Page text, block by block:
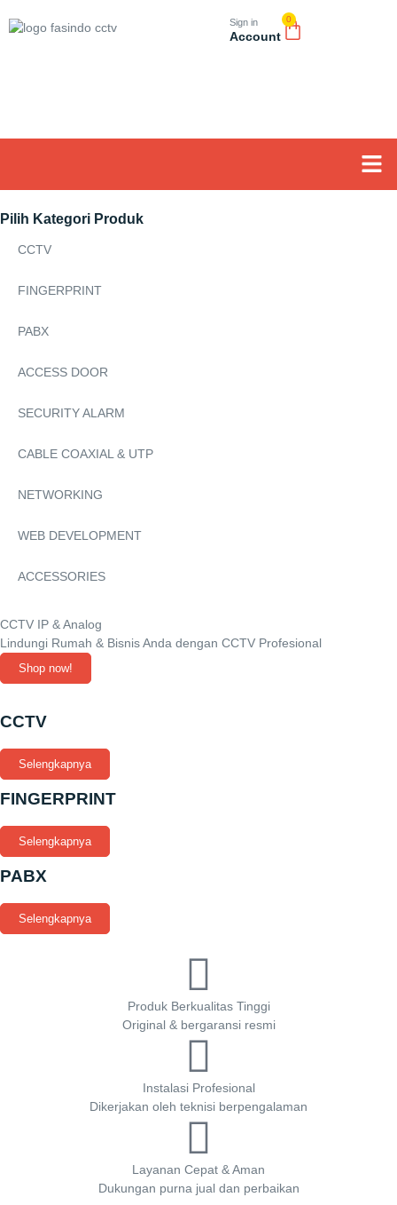
Sign in
Account
0
Pilih Kategori Produk
CCTV
FINGERPRINT
PABX
ACCESS DOOR
SECURITY ALARM
CABLE COAXIAL & UTP
NETWORKING
WEB DEVELOPMENT
ACCESSORIES
CCTV IP & Analog
Lindungi Rumah & Bisnis Anda dengan CCTV Profesional
Shop now!
CCTV
Selengkapnya
FINGERPRINT
Selengkapnya
PABX
Selengkapnya
Produk Berkualitas Tinggi
Original & bergaransi resmi
Instalasi Profesional
Dikerjakan oleh teknisi berpengalaman
Layanan Cepat & Aman
Dukungan purna jual dan perbaikan